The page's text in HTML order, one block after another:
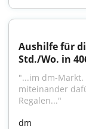
Aushilfe für
Std./Wo. in
"...im dm-
miteinander
Regalen..."
dm